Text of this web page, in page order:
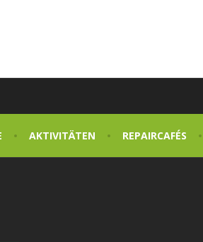
AKTIVITÄTEN REPAIRCAFÉS